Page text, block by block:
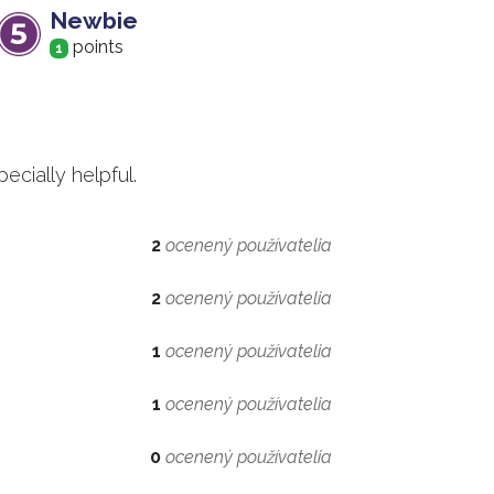
Newbie
1 points
helpful.
2 ocenený používatelia
2 ocenený používatelia
1 ocenený používatelia
1 ocenený používatelia
0 ocenený používatelia